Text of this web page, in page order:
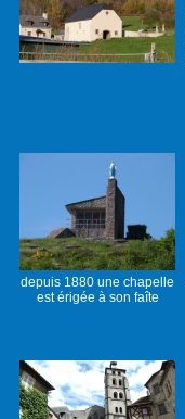
depuis 1880 une chapelle
est érigée à son faîte